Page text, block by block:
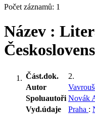
Počet záznamů: 1
Název :
Část.dok.
2.
Autor
Spoluautoři Novák
Vyd.údaje
Praha :